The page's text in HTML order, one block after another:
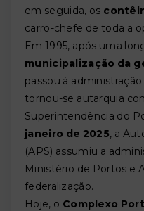
em seguida, os
carro-chefe de toda a
Em 1995, após uma
municipalização da
passou à
tornou-se autarquia
Superintendência do
janeiro de 2025, a
(APS) assumiu a
Ministério de Portos e
federalização.
Hoje, o Complexo